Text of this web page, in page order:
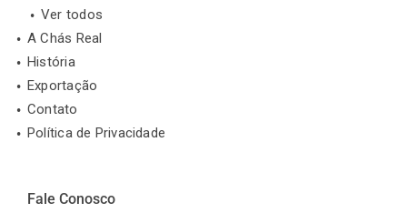
Ver todos
A Chás Real
História
Exportação
Contato
Política de Privacidade
Fale Conosco